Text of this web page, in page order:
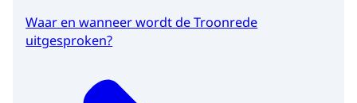
Waar en wanneer wordt de Troonrede
uitgesproken?